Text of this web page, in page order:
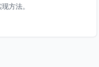
方法。